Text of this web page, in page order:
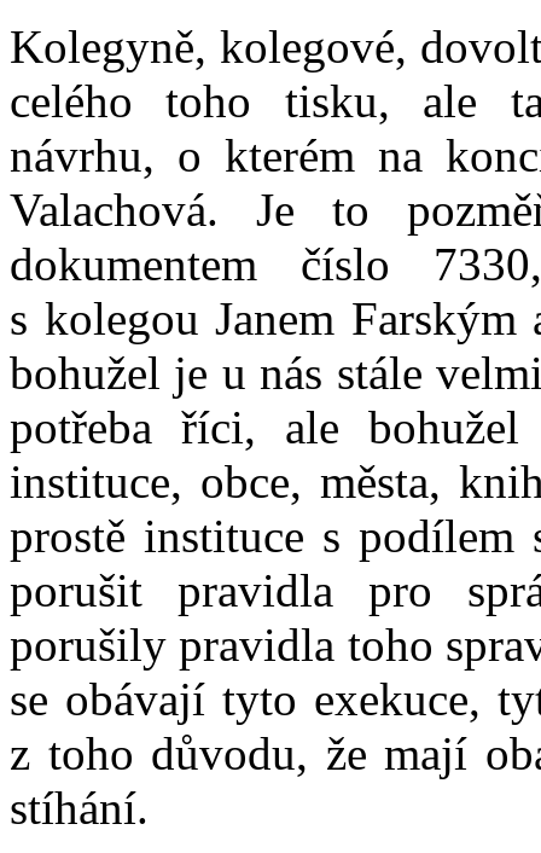
Kolegyně, kolegové,
celého toho tisku, ale
návrhu, o kterém na
Valachová. Je to
dokumentem číslo
s kolegou Janem
bohužel je u nás stále
potřeba říci, ale
instituce, obce, města,
prostě instituce s podílem
porušit pravidla pro
porušily pravidla toho
se obávají tyto exekuce,
z toho důvodu, že mají
stíhání.